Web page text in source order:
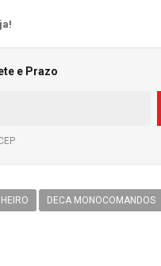
e Prazo
DECA MONOCOMANDOS